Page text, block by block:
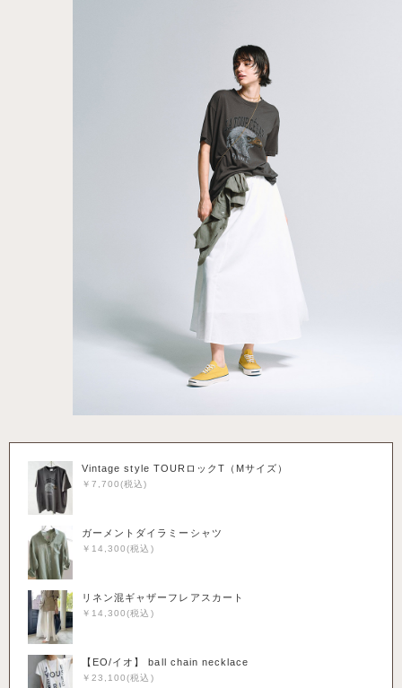
Vintage style TOURロックT（Mサイズ）
￥7,700(税込)
ガーメントダイラミーシャツ
￥14,300(税込)
リネン混ギャザーフレアスカート
￥14,300(税込)
【EO/イオ】 ball chain necklace
￥23,100(税込)